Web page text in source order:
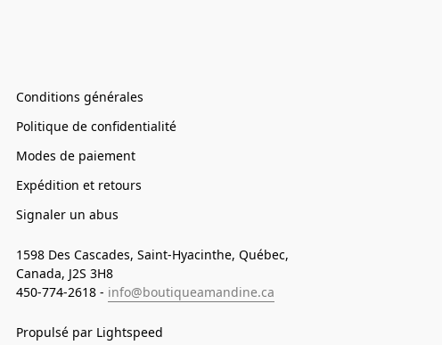
Conditions générales
Politique de confidentialité
Modes de paiement
Expédition et retours
Signaler un abus
1598 Des Cascades, Saint-Hyacinthe, Québec,
Canada, J2S 3H8
450-774-2618 - info@boutiqueamandine.ca
Propulsé par Lightspeed